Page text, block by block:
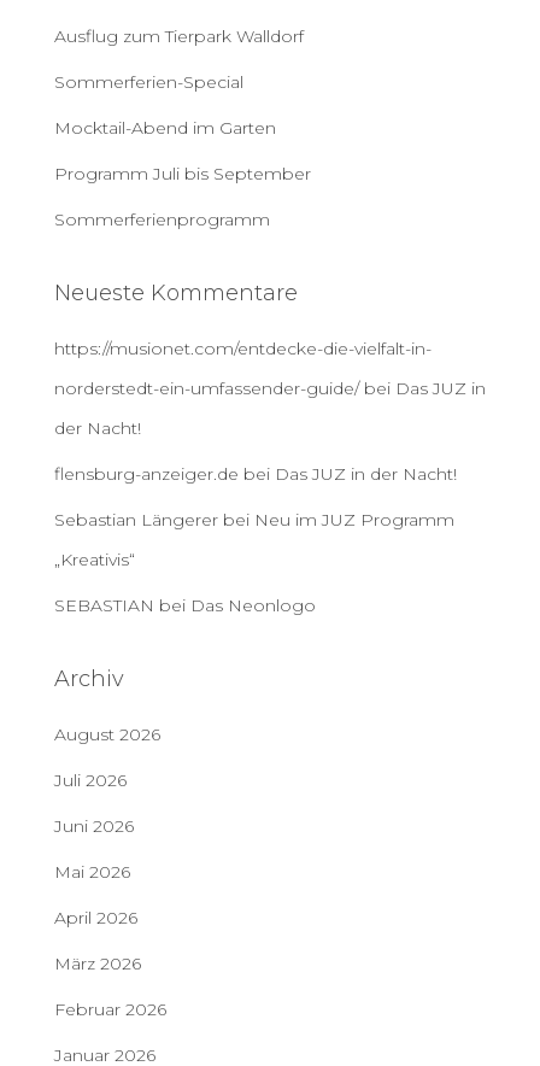
c
:
Ausflug zum Tierpark Walldorf
Sommerferien-Special
Mocktail-Abend im Garten
Programm Juli bis September
Sommerferienprogramm
Neueste Kommentare
https://musionet.com/entdecke-die-vielfalt-in-
norderstedt-ein-umfassender-guide/bei Das JUZ in
der Nacht!
flensburg-anzeiger.de bei Das JUZ in der Nacht!
Sebastian Längerer bei Neu im JUZ Programm
„Kreativis“
SEBASTIAN bei Das Neonlogo
Archiv
August 2026
Juli 2026
Juni 2026
Mai 2026
April 2026
März 2026
Februar 2026
Januar 2026